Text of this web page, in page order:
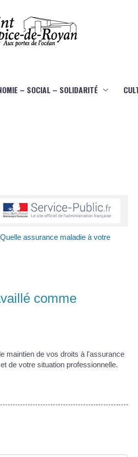
– SOCIAL – SOLIDARITÉ
Quelle assurance maladie à votre
comme
maintien de vos droits à l'assurance
de votre situation professionnelle.